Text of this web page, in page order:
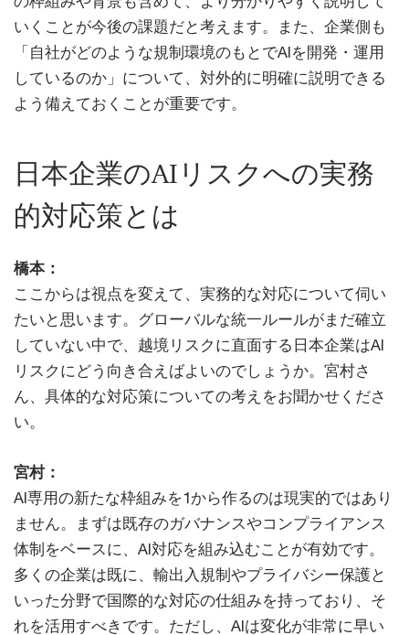
いくことが今後の課題だと考えます。また、企業側も
「自社がどのような規制環境のもとでAIを開発・運用
しているのか」について、対外的に明確に説明できる
よう備えておくことが重要です。
日本企業のAIリスクへの実務
的対応策とは
橋本：
ここからは視点を変えて、実務的な対応について伺い
たいと思います。グローバルな統一ルールがまだ確立
していない中で、越境リスクに直面する日本企業はAI
リスクにどう向き合えばよいのでしょうか。宮村さ
ん、具体的な対応策についての考えをお聞かせくださ
い。
宮村：
AI専用の新たな枠組みを1から作るのは現実的ではあり
ません。まずは既存のガバナンスやコンプライアンス
体制をベースに、AI対応を組み込むことが有効です。
多くの企業は既に、輸出入規制やプライバシー保護と
いった分野で国際的な対応の仕組みを持っており、そ
れを活用すべきです。ただし、AIは変化が非常に早い